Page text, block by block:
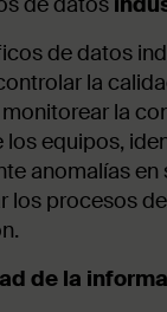
de datos
la
la
los equipos,
anomalías en
los procesos de
de la